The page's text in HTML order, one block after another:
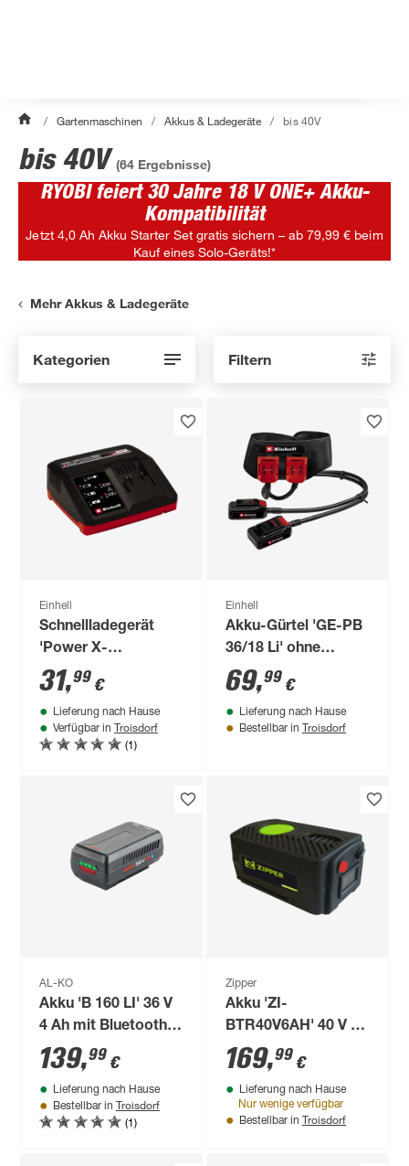
/ Gartenmaschinen / Akkus & Ladegeräte / bis 40V
bis 40V(64 Ergebnisse)
RYOBI feiert 30 Jahre 18 V ONE+ Akku-
Kompatibilität
Jetzt 4,0 Ah Akku Starter Set gratis sichern – ab 79,99 € beim
Kauf eines Solo-Geräts!*
Mehr Akkus & Ladegeräte
Kategorien Filtern
Einhell
Schnellladegerät
'Power X-
Fastcharger 4A' 21 V
4 A
31,99 €
Lieferung nach Hause
Verfügbar in Troisdorf
(1)
Einhell
Akku-Gürtel 'GE-PB
36/18 Li' ohne
Ladegerät
69,99 €
Lieferung nach Hause
Bestellbar in Troisdorf
AL-KO
Akku 'B 160 LI' 36 V
4 Ah mit Bluetooth-
Technologie
139,99 €
Lieferung nach Hause
Bestellbar in Troisdorf
(1)
Zipper
Akku 'ZI-
BTR40V6AH' 40 V 6
Ah
169,99 €
Lieferung nach Hause
Nur wenige verfügbar
Bestellbar in Troisdorf